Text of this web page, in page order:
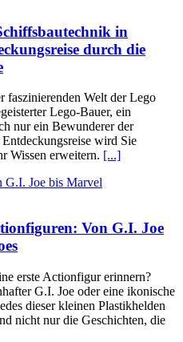
in
durch die
Welt der Lego
Lego-Bauer, ein
nur ein Bewunderer der
wird Sie
Wissen erweitern. [...]
Von G.I. Joe
erste Actionfigur erinnern?
G.I. Joe oder eine ikonische
dieser kleinen Plastikhelden
nicht nur die Geschichten, die